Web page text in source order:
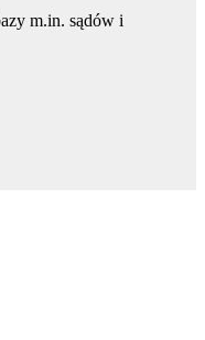
m.in. sądów i